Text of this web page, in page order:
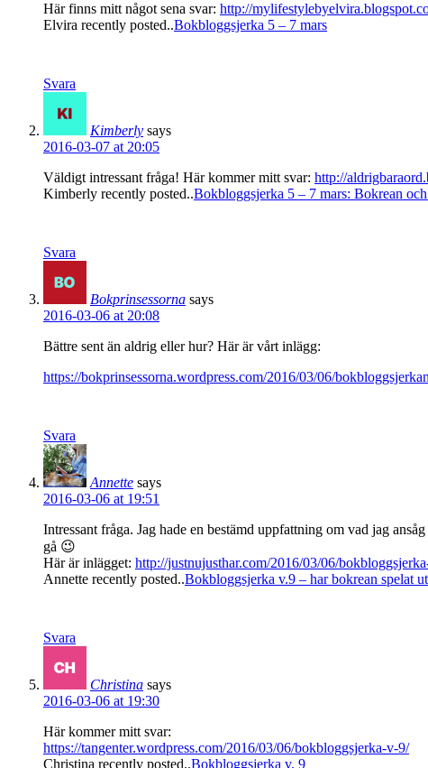
Här finns mitt något sena svar: http://
Elvira recently posted..Bokbloggsjerka 5 – 7 mars
Svara
Kimberly says
2016-03-07 at 20:05
Väldigt intressant fråga! Här kommer mitt svar: http://
Kimberly recently posted..Bokbloggsjerka 5 – 7 mars: Bokrean
Svara
Bokprinsessorna says
2016-03-06 at 20:08
Bättre sent än aldrig eller hur? Här är vårt inlägg:
https://bokprinsessorna.wordpress.com/2016/03/06/
Svara
Annette says
2016-03-06 at 19:51
Intressant fråga. Jag hade en bestämd uppfattning om vad jag
gå 😉
Här är inlägget: http://justnujusthar.com/2016/03/06/
Annette recently posted..Bokbloggsjerka v.9 – har bokrean spelat
Svara
Christina says
2016-03-06 at 19:30
Här kommer mitt svar:
https://tangenter.wordpress.com/2016/03/06/bokbloggsjerka-v-9/
Christina recently posted..Bokbloggsjerka v. 9